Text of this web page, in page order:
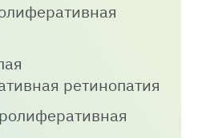
ретинопатия